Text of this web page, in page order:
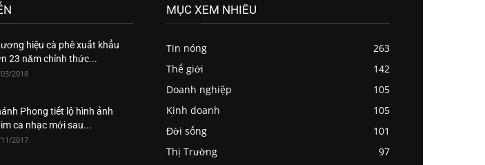
hiệu cà phê xuất khẩu
23 năm chính thức...
2018
Phong tiết lộ hình ảnh
ca nhạc mới sau...
2017
MỤC XEM NHIỀU
Tin nóng
263
Thế giới
142
Doanh nghiệp
105
Kinh doanh
105
Đời sống
101
Thị Trường
97